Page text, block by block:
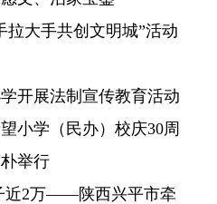
拉大手共创文明城”活动
开展法制宣传教育活动
小学（民办）校庆30周
举行
近2万——陕西兴平市牵